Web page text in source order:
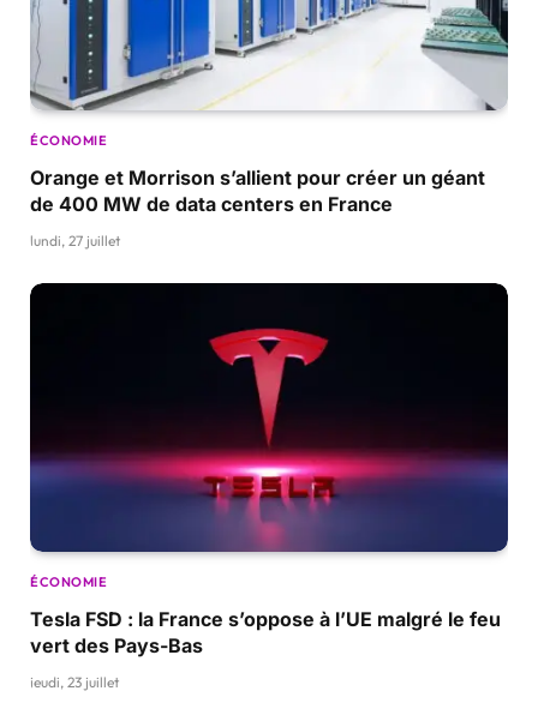
ÉCONOMIE
Orange et Morrison s’allient pour créer un géant
de 400 MW de data centers en France
lundi, 27 juillet
ÉCONOMIE
Tesla FSD : la France s’oppose à l’UE malgré le feu
vert des Pays-Bas
jeudi, 23 juillet